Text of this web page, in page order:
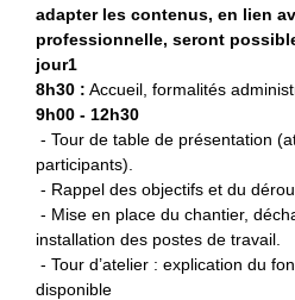
adapter les contenus, en lien
professionnelle, seront
jour1
8h30 : Accueil, formalités
9h00 - 12h30
- Tour de table de présentation
participants).
- Rappel des objectifs et du
- Mise en place du chantier,
installation des postes de travail.
- Tour d’atelier : explication du
disponible